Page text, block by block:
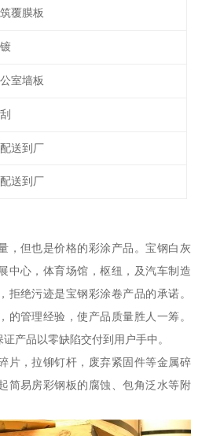
覆膜板
室墙板
送到厂
送到厂
，但也是价格的彩涂产品。宝钢白灰
中心，体育场馆，枢纽，及汽车制造
拒绝污迹是宝钢彩涂卷产品的承诺。
的管理经验，使产品质量胜人一筹。
产品以零缺陷交付到用户手中。
片，拉铆钉杆，废弃紧固件等金属碎
简易房彩钢板的腐蚀、包角泛水等附